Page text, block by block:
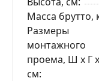
Масса брутто,
Размеры
монтажного
проема, Ш x Г
см